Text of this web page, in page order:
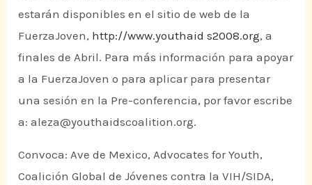
estarán disponibles en el sitio de web de la
FuerzaJoven, http://www.youthaid s2008.org, a
finales de Abril. Para más información para apoyar
a la FuerzaJoven o para aplicar para presentar
una sesión en la Pre-conferencia, por favor escribe
a: aleza@youthaidscoalition.org.
Convoca: Ave de Mexico, Advocates for Youth,
Coalición Global de Jóvenes contra la VIH/SIDA,